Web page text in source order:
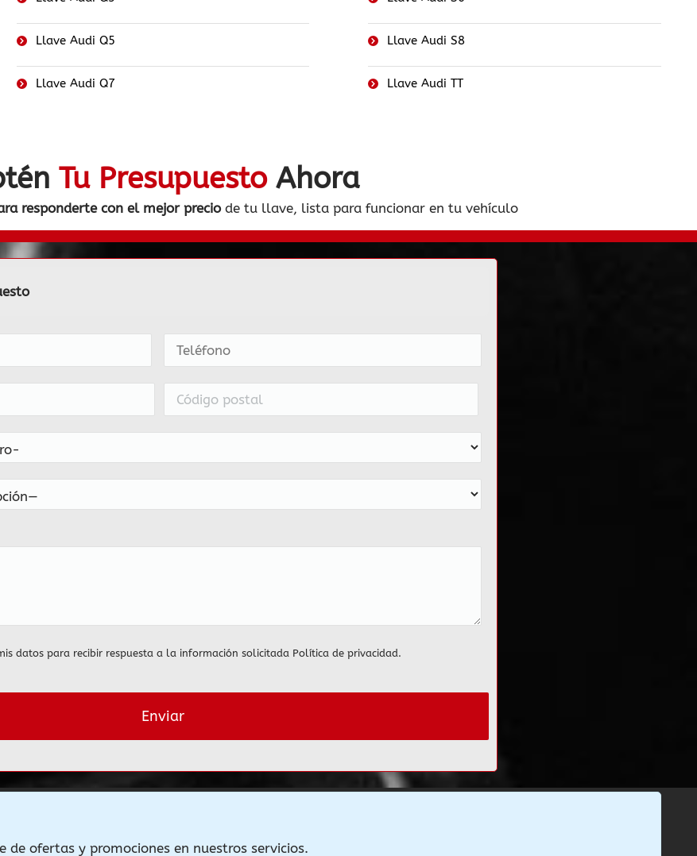
Llave Audi Q5
Llave Audi Q7
Llave Audi S8
Llave Audi TT
Tu PresupuestoAhora
responderte con el mejor preciode tu llave, lista para funcionar en tu vehículo
datos para recibir respuesta a la información solicitada Política de privacidad.
ofertas y promociones en nuestros servicios.